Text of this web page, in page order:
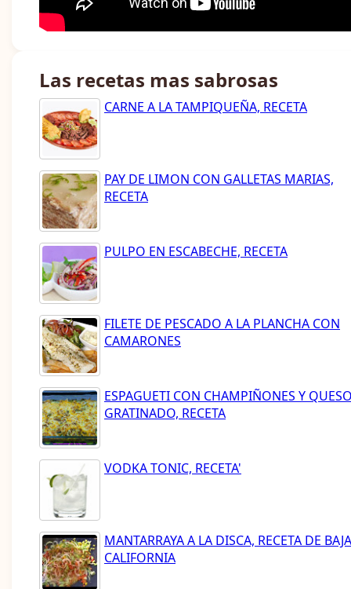
Las recetas mas sabrosas
CARNE A LA TAMPIQUEÑA, RECETA
PAY DE LIMON CON GALLETAS MARIAS,
RECETA
PULPO EN ESCABECHE, RECETA
FILETE DE PESCADO A LA PLANCHA CON
CAMARONES
ESPAGUETI CON CHAMPIÑONES Y
GRATINADO, RECETA
VODKA TONIC, RECETA'
MANTARRAYA A LA DISCA, RECETA DE BAJA
CALIFORNIA